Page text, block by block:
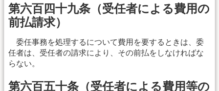
第六百四十九条（受任者による費用の
前払請求）
委任事務を処理するについて費用を要するときは、委
任者は、受任者の請求により、その前払をしなければな
らない。
第六百五十条（受任者による費用等の